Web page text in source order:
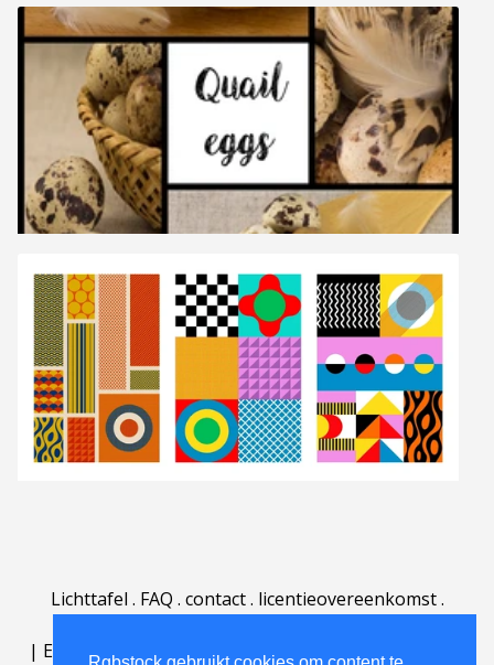
Lichttafel . FAQ . contact. licentieovereenkomst.
| English | Deutsch Español | Português